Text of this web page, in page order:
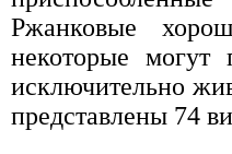
Ржанковые
некоторые могут
исключительно
представлены 74